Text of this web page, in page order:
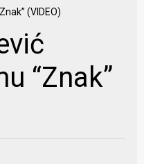
“Znak”